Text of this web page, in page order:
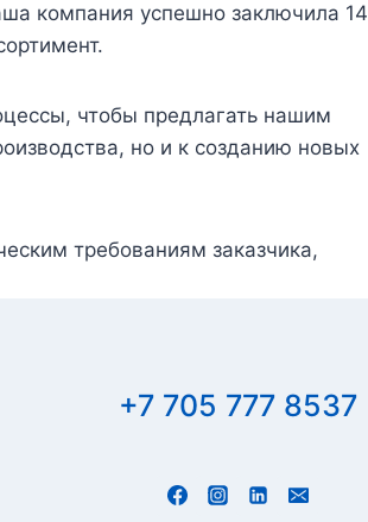
компания успешно заключила 14
чтобы предлагать нашим
но и к созданию новых
требованиям заказчика,
+7 705 777 8537